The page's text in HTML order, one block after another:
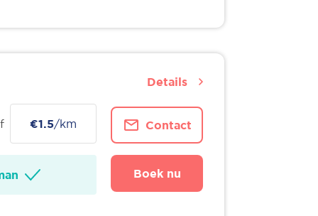
€1.5/km Contact
Boek nu
Details